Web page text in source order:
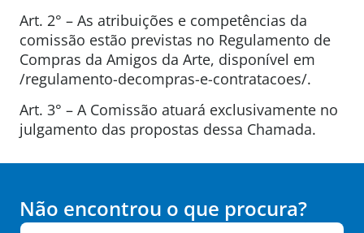
Art. 2° – As atribuições e competências da
comissão estão previstas no Regulamento de
Compras da Amigos da Arte, disponível em
/regulamento-decompras-e-contratacoes/.
Art. 3° – A Comissão atuará exclusivamente no
julgamento das propostas dessa Chamada.
Não encontrou o que procura?